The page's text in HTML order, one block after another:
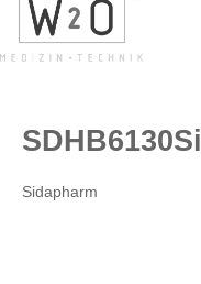
springen
SDHB6130Si
Sidapharm